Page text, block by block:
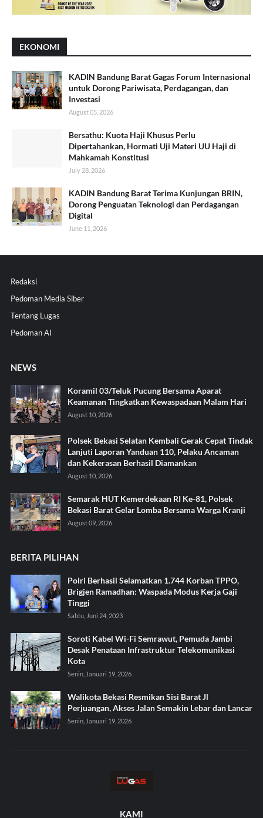
EKONOMI
KADIN Bandung Barat Gagas Forum Internasional
untuk Dorong Pariwisata, Perdagangan, dan
Investasi
August 05, 2026
Bersathu: Kuota Haji Khusus Perlu
Dipertahankan, Hormati Uji Materi UU Haji di
Mahkamah Konstitusi
July 28, 2026
KADIN Bandung Barat Terima Kunjungan BRIN,
Dorong Penguatan Teknologi dan Perdagangan
Digital
June 11, 2026
Redaksi
Pedoman Media Siber
Tentang Lugas
Pedoman AI
NEWS
Koramil 03/Teluk Pucung Bersama Aparat
Keamanan Tingkatkan Kewaspadaan Malam Hari
August 10, 2026
Polsek Bekasi Selatan Kembali Gerak Cepat Tindak
Lanjuti Laporan Yanduan 110, Pelaku Ancaman
dan Kekerasan Berhasil Diamankan
August 10, 2026
Semarak HUT Kemerdekaan RI Ke-81, Polsek
Bekasi Barat Gelar Lomba Bersama Warga Kranji
August 09, 2026
BERITA PILIHAN
Polri Berhasil Selamatkan 1.744 Korban TPPO,
Brigjen Ramadhan: Waspada Modus Kerja Gaji
Tinggi
Sabtu, Juni 24, 2023
Soroti Kabel Wi-Fi Semrawut, Pemuda Jambi
Desak Penataan Infrastruktur Telekomunikasi
Kota
Senin, Januari 19, 2026
Walikota Bekasi Resmikan Sisi Barat Jl
Perjuangan, Akses Jalan Semakin Lebar dan Lancar
Senin, Januari 19, 2026
KAMI